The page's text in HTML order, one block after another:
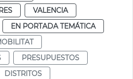
VALENCIA
EN PORTADA TEMÁTICA
PRESUPUESTOS
DISTRITOS